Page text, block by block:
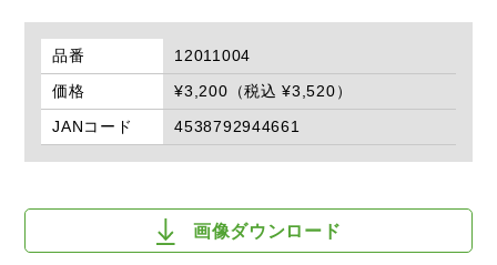
品番
12011004
価格
¥3,200（税込 ¥3,520）
JANコード
4538792944661
画像ダウンロード